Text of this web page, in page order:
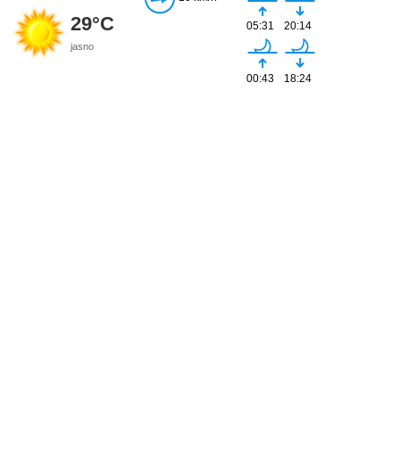
29°C
jasno
05:31 20:14
00:43 18:24